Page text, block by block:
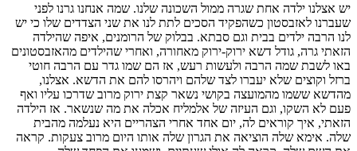
יש אצלנו ילדה אחת שגרה ממול השכונה שלנו. שמה אנחנו גרנו לפני
שעברנו לאזבסטון כשהפקיד הסכים לתת לנו את שני הצדדים שלו כי יש
לנו הרבה ילדים בבית וגם סבתא. בבלוק של הרומנים, איפה שהילדה
הזאתי גרה, גודל דשא ירוק-ירוק מאחורה, ואחרי שהילדים מהאזבסטונים
באו לשבת שמה הרבה ולעשות רעש, אז הם שמו גדר עם הרבה חוטי
ברזל וקוצים שלא יעברו לצד שלהם ויהרסו להם את הדשא. אצלנו,
מהדשא ששמו מהמועצה בקושי נשאר קצת ירוק מרוב שדרכו עליו ואף
פעם לא השקו, וגם העיזה של אלמליח אכלה את מה שנשאר. אז הילדה
הזאתי, איך קוראים לה, יום אחד אחרי הצהריים היא נעלמה מהבית
שלה. אימא שלה הוציאה את הגרון שלה אותו היום מרוב צעקות. קראה